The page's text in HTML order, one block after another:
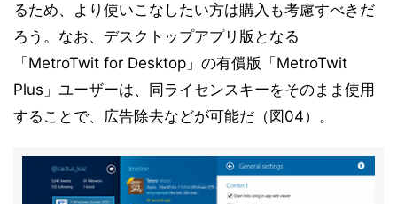
るため、より使いこなしたい方は購入も考慮すべきだ
ろう。なお、デスクトップアプリ版となる
「MetroTwit for Desktop」の有償版「MetroTwit
Plus」ユーザーは、同ライセンスキーをそのまま使用
することで、広告除去などが可能だ（図04）。